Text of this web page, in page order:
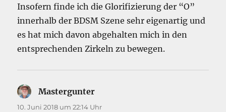
Insofern finde ich die Glorifizierung der “O”
innerhalb der BDSM Szene sehr eigenartig und
es hat mich davon abgehalten mich in den
entsprechenden Zirkeln zu bewegen.
Mastergunter
10. Juni 2018 um 22:14 Uhr